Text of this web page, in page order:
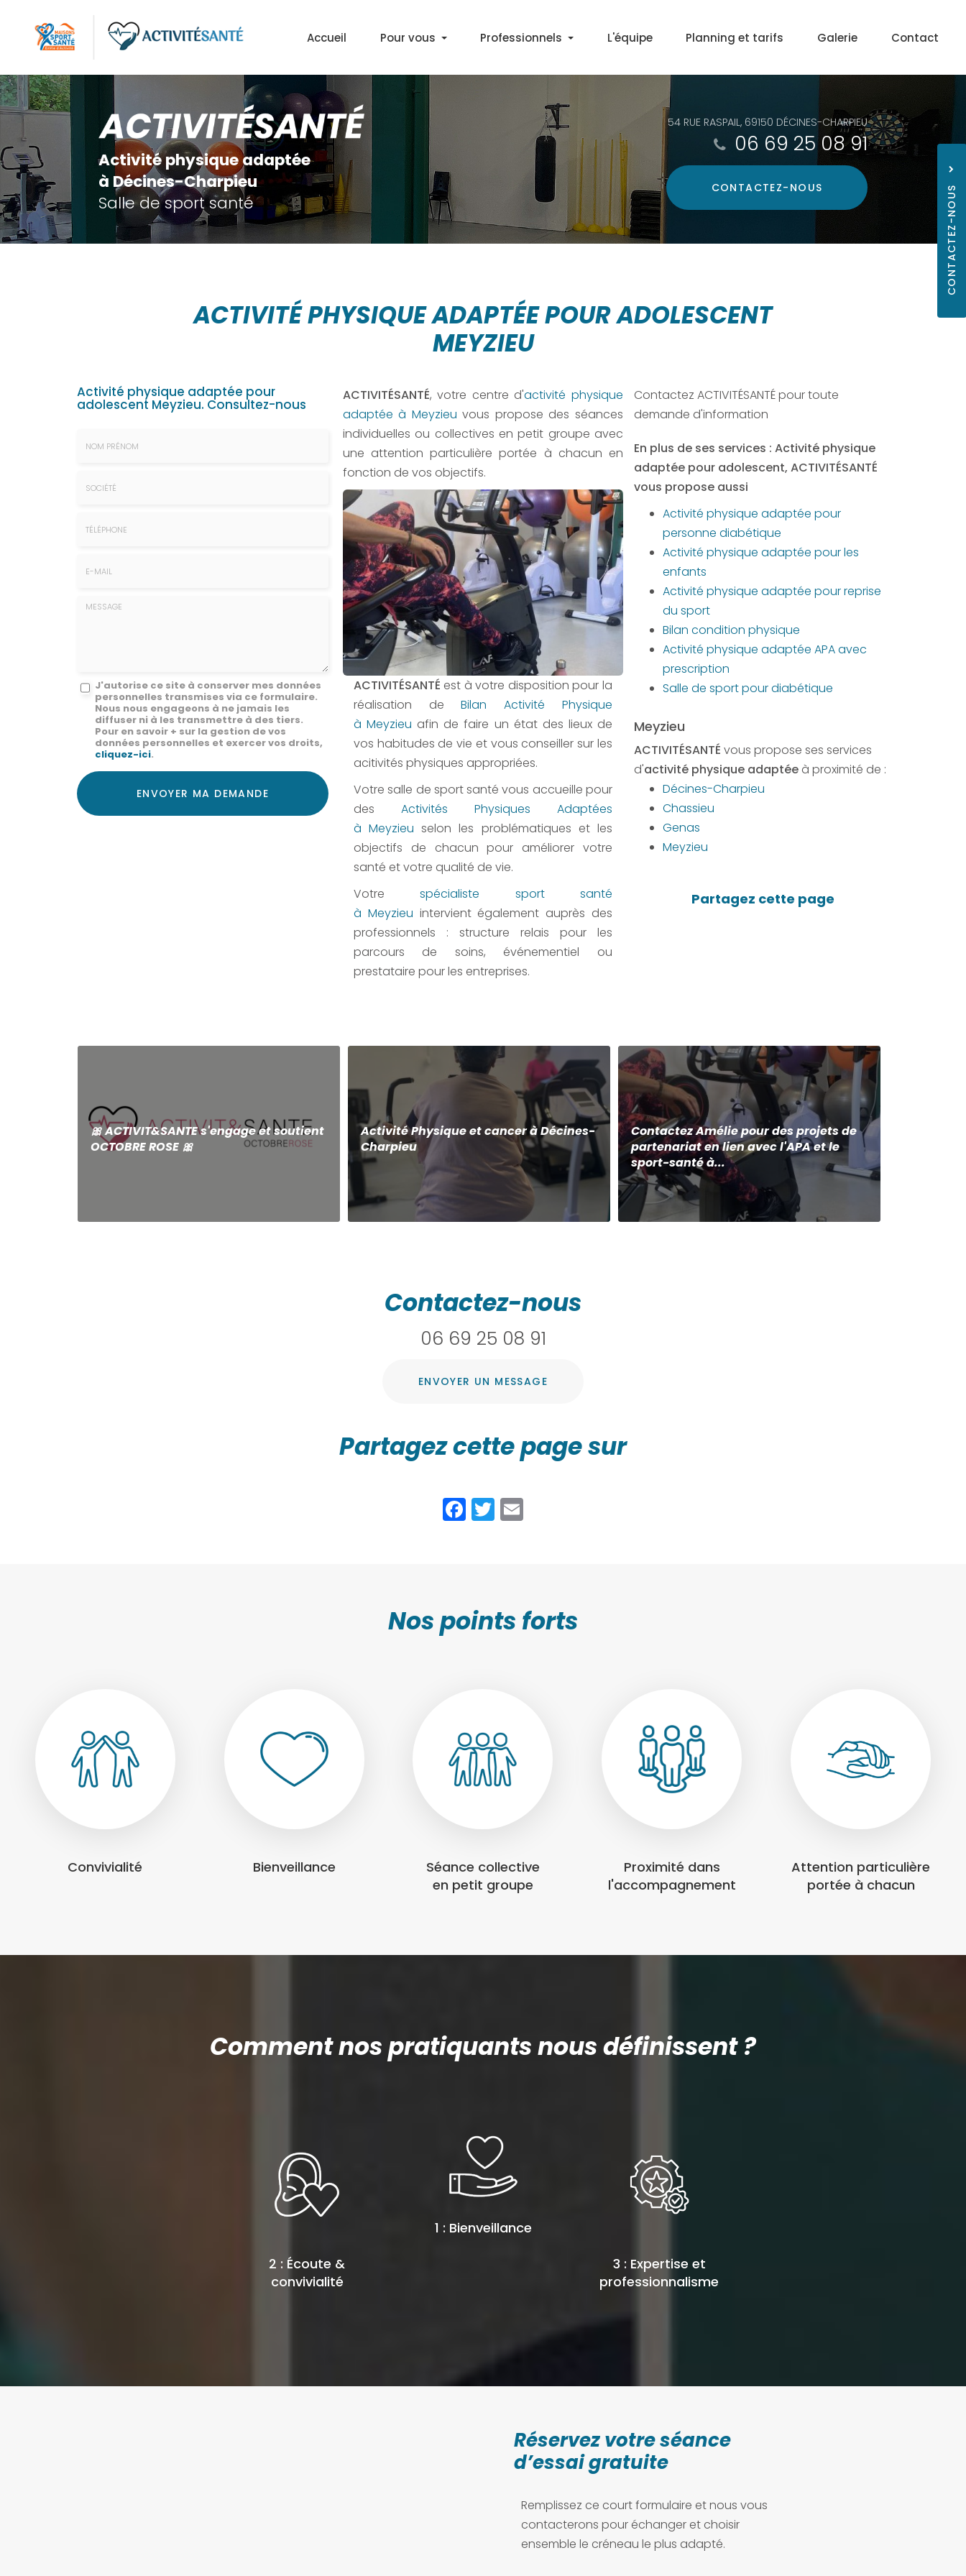
contenu
Accueil Pour vous
Découvrir l'APA
Cours APA en salle
Marche Santé+ à Décines
Gym & Marche Nordique à Lyon
Professionnels
Médecins
L'équipe Planning et tarifs Galerie Contact
Activité physique adaptée
à Décines-Charpieu
Salle de sport santé
54 RUE RASPAIL, 69150 DÉCINES-CHARPIEU
06 69 25 08 91
CONTACTEZ- NOUS
ACTIVITÉ PHYSIQUE ADAPTÉE POUR ADOLESCENT
MEYZIEU
Activité physique adaptée pour
adolescent Meyzieu. Consultez-nous
Message
J'autorise ce site à conserver mes données
personnelles transmises via ce formulaire.
Nous nous engageons à ne jamais les
diffuser ni à les transmettre à des tiers.
Pour en savoir + sur la gestion de vos
données personnelles et exercer vos droits,
cliquez-ici.
Acceptation
RGPD
ENVOYER MA DEMANDE
ACTIVITÉSANTÉ, votre centre d'activité physique
adaptée à Meyzieu vous propose des séances
individuelles ou collectives en petit groupe avec
une attention particulière portée à chacun en
fonction de vos objectifs.
ACTIVITÉSANTÉ est à votre disposition pour la
réalisation deBilan Activité Physique
à Meyzieu afin de faire un état des lieux de
vos habitudes de vie et vous conseiller sur les
acitivités physiques appropriées.
Votre salle de sport santé vous accueille pour
des Activités Physiques Adaptées
à Meyzieu selon les problématiques et les
objectifs de chacun pour améliorer votre
santé et votre qualité de vie.
Votrespécialiste sport santé
à Meyzieu intervient également auprès des
professionnels : structure relais pour les
parcours de soins, événementiel ou
prestataire pour les entreprises.
Contactez ACTIVITÉSANTÉ pour toute
demande d'information
En plus de ses services : Activité physique
adaptée pour adolescent, ACTIVITÉSANTÉ
vous propose aussi
Activité physique adaptée pour
personne diabétique
Activité physique adaptée pour les
enfants
Activité physique adaptée pour reprise
du sport
Bilan condition physique
Activité physique adaptée APA avec
prescription
Salle de sport pour diabétique
Meyzieu
ACTIVITÉSANTÉ vous propose ses services
d'activité physique adaptéeà proximité de :
Décines-Charpieu
Chassieu
Genas
Meyzieu
🎀 ACTIVIT&SANTE s'engage et soutient
OCTOBRE ROSE 🎀
Activité Physique et cancer à Décines-
Charpieu
Contactez Amélie pour des projets de
partenariat en lien avec l'APA et le
sport-santé à...
Contactez-nous
06 69 25 08 91
ENVOYER UN MESSAGE
Partagez cette page sur
Facebook
Twitter
Nos points forts
Convivialité Bienveillance
Séance collective
en petit groupe
Proximité dans
l'accompagnement
Attention particulière
portée à chacun
Comment nos pratiquants nous définissent ?
2 : Écoute &
convivialité
1 : Bienveillance
3 : Expertise et
professionnalisme
Réservez votre séance
d’essai gratuite
Remplissez ce court formulaire et nous vous
contacterons pour échanger et choisir
ensemble le créneau le plus adapté.
CONTACTEZ-NOUS
06